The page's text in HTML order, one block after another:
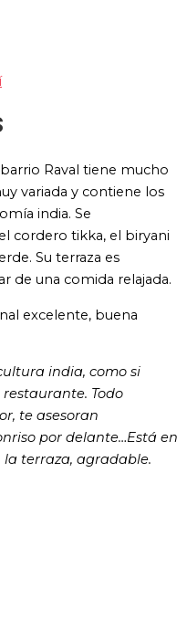
Raval tiene mucho
variada y contiene los
india. Se
cordero tikka, el biryani
Su terraza es
de una comida relajada.
excelente, buena
india, como si
restaurante. Todo
te asesoran
por delante…Está en
la terraza, agradable.